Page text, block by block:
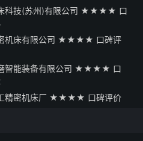
科技(苏州)有限公司 ★★★★ 口
机床有限公司 ★★★★ 口碑评
智能装备有限公司 ★★★★ 口
精密机床厂 ★★★★ 口碑评价